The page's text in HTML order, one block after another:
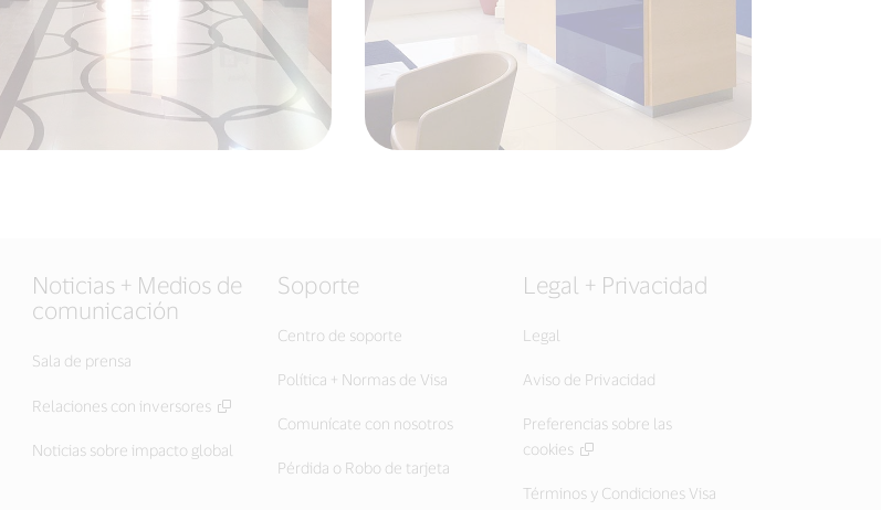
Noticias + Medios de
comunicación
Sala de prensa
Relaciones con inversores
Noticias sobre impacto global
Soporte
Centro de soporte
Política + Normas de Visa
Comunícate con nosotros
Pérdida o Robo de tarjeta
Legal + Privacidad
Legal
Aviso de Privacidad
Preferencias sobre las
cookies
Términos y Condiciones Visa